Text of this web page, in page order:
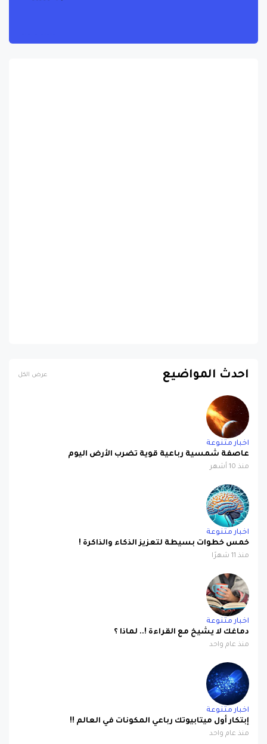
احدث المواضيع عرض الكل
اخبار متنوعة
عاصفة شمسية رباعية قوية تضرب الأرض اليوم
منذ 10 أشهر
اخبار متنوعة
خمس خطوات بسيطة لتعزيز الذكاء والذاكرة !
منذ 11 شهرًا
اخبار متنوعة
دماغك لا يشيخ مع القراءة !.. لماذا ؟
منذ عام واحد
اخبار متنوعة
إبتكار أول ميتابيوتك رباعي المكونات في العالم !!
منذ عام واحد